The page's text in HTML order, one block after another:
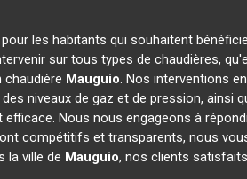
les habitants qui souhaitent
sur tous types de chaudières,
Mauguio. Nos interventions
niveaux de gaz et de pression, ainsi
Nous nous engageons à
compétitifs et transparents, nous
la ville de Mauguio, nos clients